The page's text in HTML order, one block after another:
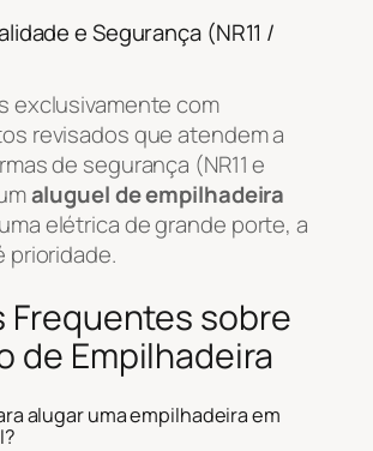
e Segurança (NR11 /
exclusivamente com
revisados que atendem a
de segurança (NR11 e
aluguel de empilhadeira
elétrica de grande porte, a
prioridade.
Frequentes sobre
de Empilhadeira
alugar uma empilhadeira em